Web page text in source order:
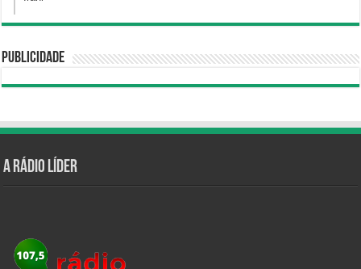
Publicidade
A Rádio Líder